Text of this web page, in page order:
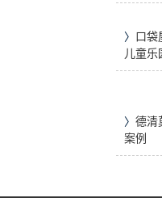
〉 口袋
儿童乐
〉 德清
案例